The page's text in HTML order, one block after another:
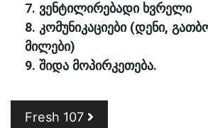
7. ვენტილირებადი ხვრელი
8. კომუნიკაციები (დენი,
მილები)
9. შიდა მოპირკეთება.
Post navigation
Fresh 107